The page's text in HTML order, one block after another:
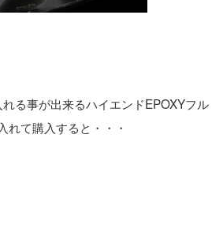
る事が出来るハイエンドEPOXYフル
れて購入すると・・・